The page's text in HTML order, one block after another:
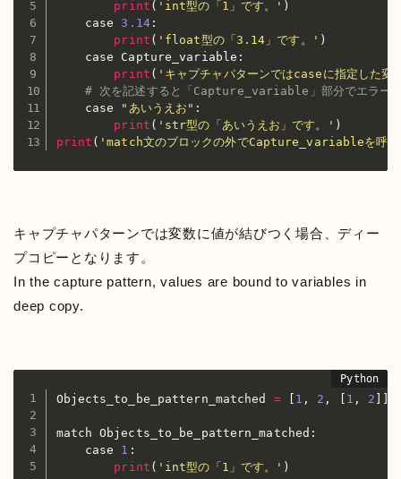
print ( 'int型の「1」です。' )
    case
3.14:
print ( 'float型の「3.14」です。' )
    case Capture_variable
:
print ( 'キャプチャパターンではcaseに指定し
# 次を記述すると「Capture_variable」部分でエラー
    case
"あいうえお" :
print ( 'str型の「あいうえお」です。' )
print ( 'match文のブロックの外でCapture_variableを呼
キャプチャパターンでは変数に値が結びつく場合、ディー
プコピーとなります。
In the capture pattern, values are bound to variables in
deep copy.
Objects_to_be_pattern_matched = 1 , 2 , 1 , 2
match Objects_to_be_pattern_matched :
    case
1 :
print ( 'int型の「1」です。' )